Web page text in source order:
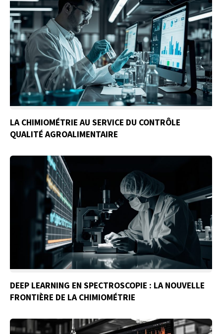
LA CHIMIOMÉTRIE AU SERVICE DU CONTRÔLE
QUALITÉ AGROALIMENTAIRE
DEEP LEARNING EN SPECTROSCOPIE : LA NOUVELLE
FRONTIÈRE DE LA CHIMIOMÉTRIE